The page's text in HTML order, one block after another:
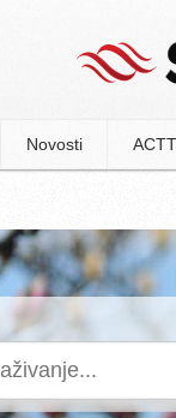
Novosti